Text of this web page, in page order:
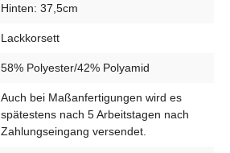
Hinten: 37,5cm
Lackkorsett
58% Polyester/42% Polyamid
Auch bei Maßanfertigungen wird es
spätestens nach 5 Arbeitstagen nach
Zahlungseingang versendet.